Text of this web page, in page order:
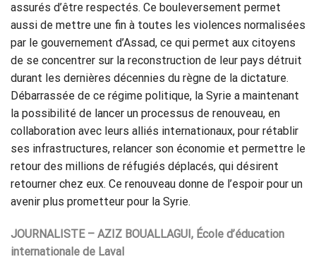
assurés d’être respectés. Ce bouleversement permet
aussi de mettre une fin à toutes les violences normalisées
par le gouvernement d’Assad, ce qui permet aux citoyens
de se concentrer sur la reconstruction de leur pays détruit
durant les dernières décennies du règne de la dictature.
Débarrassée de ce régime politique, la Syrie a maintenant
la possibilité de lancer un processus de renouveau, en
collaboration avec leurs alliés internationaux, pour rétablir
ses infrastructures, relancer son économie et permettre le
retour des millions de réfugiés déplacés, qui désirent
retourner chez eux. Ce renouveau donne de l’espoir pour un
avenir plus prometteur pour la Syrie.
JOURNALISTE – AZIZ BOUALLAGUI, École d’éducation
internationale de Laval